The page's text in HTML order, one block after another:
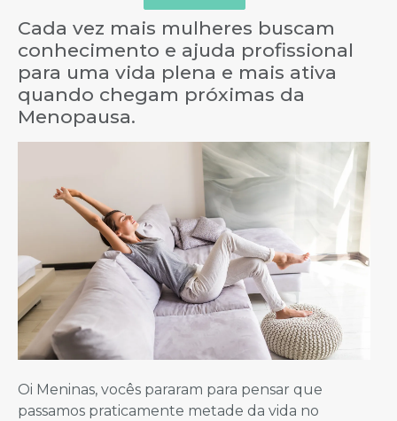
Cada vez mais mulheres buscam
conhecimento e ajuda profissional
para uma vida plena e mais ativa
quando chegam próximas da
Menopausa.
Oi Meninas, vocês pararam para pensar que
passamos praticamente metade da vida no